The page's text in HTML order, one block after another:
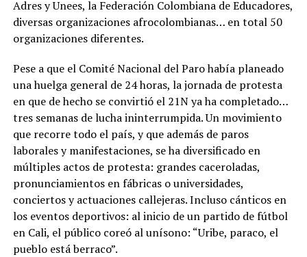
Adres y Unees, la Federación Colombiana de Educadores,
diversas organizaciones afrocolombianas… en total 50
organizaciones diferentes.
Pese a que el Comité Nacional del Paro había planeado
una huelga general de 24 horas, la jornada de protesta
en que de hecho se convirtió el 21N ya ha completado…
tres semanas de lucha ininterrumpida. Un movimiento
que recorre todo el país, y que además de paros
laborales y manifestaciones, se ha diversificado en
múltiples actos de protesta: grandes caceroladas,
pronunciamientos en fábricas o universidades,
conciertos y actuaciones callejeras. Incluso cánticos en
los eventos deportivos: al inicio de un partido de fútbol
en Cali, el público coreó al unísono: “Uribe, paraco, el
pueblo está berraco”.